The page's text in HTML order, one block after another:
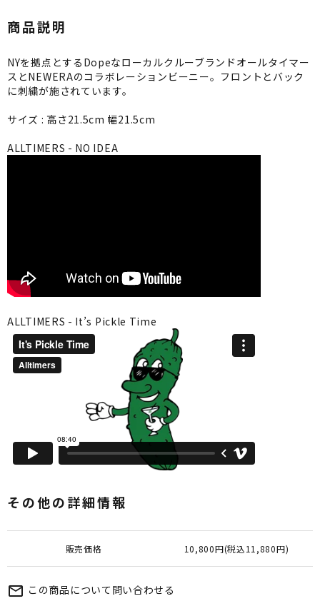
商品説明
NYを拠点とするDopeなローカルクルーブランドオールタイマー
スとNEWERAのコラボレーションビーニー。フロントとバック
に刺繍が施されています。
サイズ : 高さ21.5cm 幅21.5cm
ALLTIMERS - NO IDEA
ALLTIMERS - It’s Pickle Time
その他の詳細情報
販売価格 10,800円(税込11,880円)
mail_outline この商品について問い合わせる